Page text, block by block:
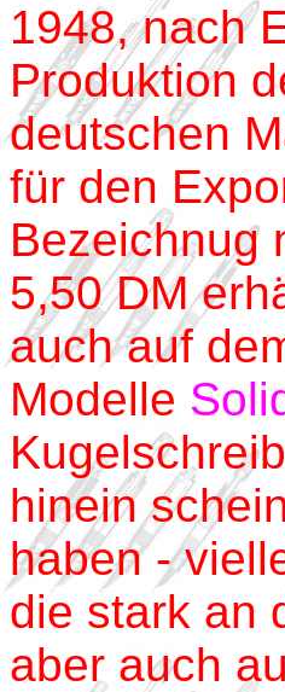
1948, nach
Produktion
deutschen
für den
Bezeichnug
5,50 DM
auch auf
Modelle
hinein
haben -
die stark an
aber auch